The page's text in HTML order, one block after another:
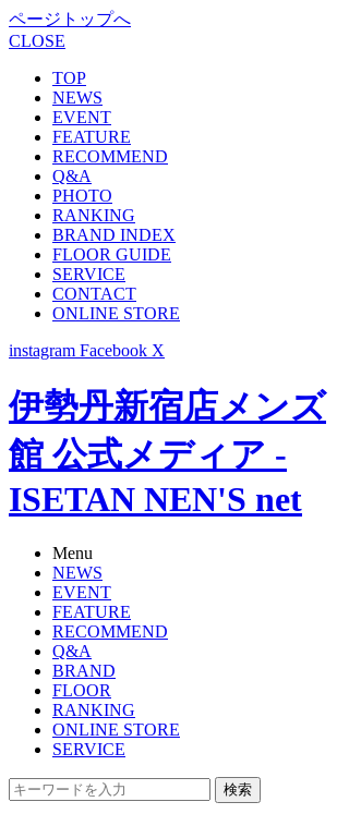
ページトップへ
CLOSE
TOP
NEWS
EVENT
FEATURE
RECOMMEND
Q&A
PHOTO
RANKING
BRAND INDEX
FLOOR GUIDE
SERVICE
CONTACT
ONLINE STORE
instagram Facebook X
伊勢丹新宿店メンズ
館 公式メディア -
ISETAN NEN'S net
Menu
NEWS
EVENT
FEATURE
RECOMMEND
Q&A
BRAND
FLOOR
RANKING
ONLINE STORE
SERVICE
検索